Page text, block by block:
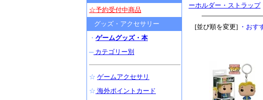
ーホルダー・ストラップ
[並び順を変更] ・おす
☆予約受付中商品
グッズ・アクセサリー
・ ゲームグッズ・本
─カテゴリー別
☆ ゲームアクセサリ
☆ 海外ポイントカード